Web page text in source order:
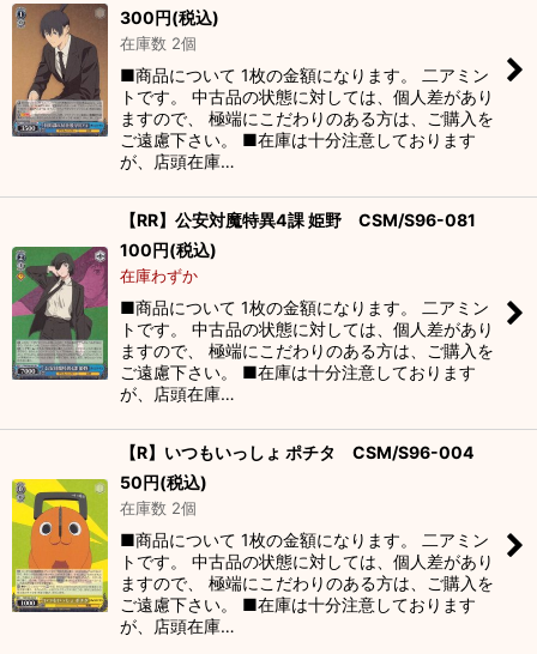
300円(税込)
在庫数 2個
■商品について 1枚の金額になります。 二アミン
トです。 中古品の状態に対しては、個人差があり
ますので、 極端にこだわりのある方は、ご購入を
ご遠慮下さい。 ■在庫は十分注意しております
が、店頭在庫…
【RR】公安対魔特異4課 姫野 CSM/S96-081
100円(税込)
在庫わずか
■商品について 1枚の金額になります。 二アミン
トです。 中古品の状態に対しては、個人差があり
ますので、 極端にこだわりのある方は、ご購入を
ご遠慮下さい。 ■在庫は十分注意しております
が、店頭在庫…
【R】いつもいっしょ ポチタ CSM/S96-004
50円(税込)
在庫数 2個
■商品について 1枚の金額になります。 二アミン
トです。 中古品の状態に対しては、個人差があり
ますので、 極端にこだわりのある方は、ご購入を
ご遠慮下さい。 ■在庫は十分注意しております
が、店頭在庫…